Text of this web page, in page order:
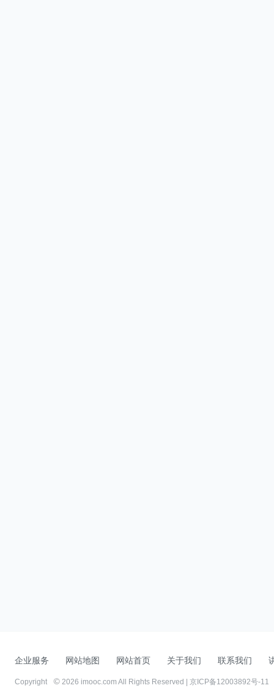
企业服务 网站地图 网站首页 关于我们 联系我们
Copyright 2026 imooc.com All Rights Reserved | 京ICP备12003892号-11